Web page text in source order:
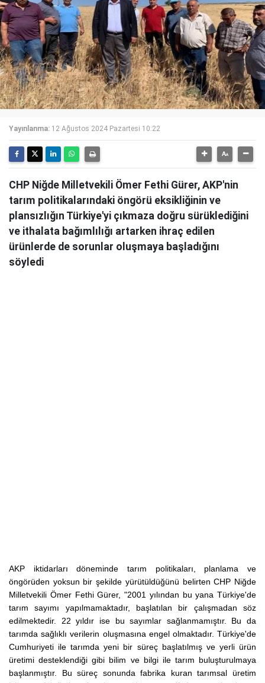
Yayınlanma: 12 Ağustos 2024 Pazartesi 10:22
CHP Niğde Milletvekili Ömer Fethi Gürer, AKP'nin
tarım politikalarındaki öngörü eksikliğinin ve
plansızlığın Türkiye'yi çıkmaza doğru sürüklediğini
ve ithalata bağımlılığı artarken ihraç edilen
ürünlerde de sorunlar oluşmaya başladığını
söyledi
AKP iktidarları döneminde tarım politikaları, planlama ve
öngörüden yoksun bir şekilde yürütüldüğünü belirten CHP Niğde
Milletvekili Ömer Fethi Gürer, "2001 yılından bu yana Türkiye'de
tarım sayımı yapılmamaktadır, başlatılan bir çalışmadan söz
edilmektedir. 22 yıldır ise bu sayımlar sağlanmamıştır. Bu da
tarımda sağlıklı verilerin oluşmasına engel olmaktadır. Türkiye'de
Cumhuriyeti ile tarımda yeni bir süreç başlatılmış ve yerli ürün
üretimi desteklendiği gibi bilim ve bilgi ile tarım buluşturulmaya
başlanmıştır. Bu süreç sonunda fabrika kuran tarımsal üretim